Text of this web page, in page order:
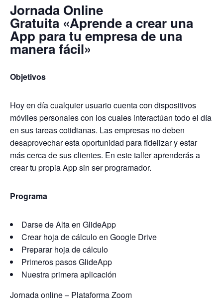
Jornada Online
Gratuita «Aprende a crear una
App para tu empresa de una
manera fácil»
Objetivos
Hoy en día cualquier usuario cuenta con dispositivos
móviles personales con los cuales interactúan todo el día
en sus tareas cotidianas. Las empresas no deben
desaprovechar esta oportunidad para fidelizar y estar
más cerca de sus clientes. En este taller aprenderás a
crear tu propia App sin ser programador.
Programa
Darse de Alta en GlideApp
Crear hoja de cálculo en Google Drive
Preparar hoja de cálculo
Primeros pasos GlideApp
Nuestra primera aplicación
Jornada online – Plataforma Zoom